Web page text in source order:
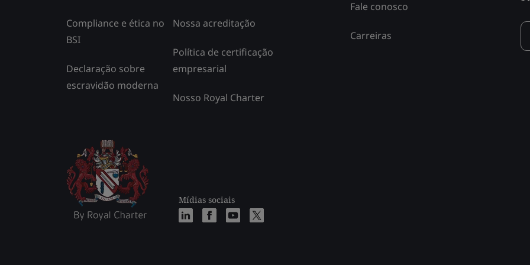
Compliance e ética no
BSI
Declaração sobre
escravidão moderna
Nossa acreditação
Política de certificação
empresarial
Nosso Royal Charter
Mídias sociais
Fale conosco
Carreiras